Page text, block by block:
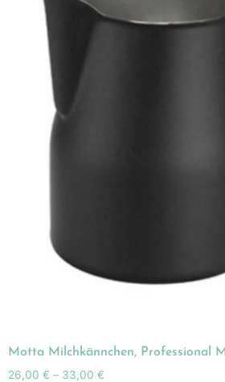
Motta Milchkännchen, Professional
26,00 € – 33,00 €